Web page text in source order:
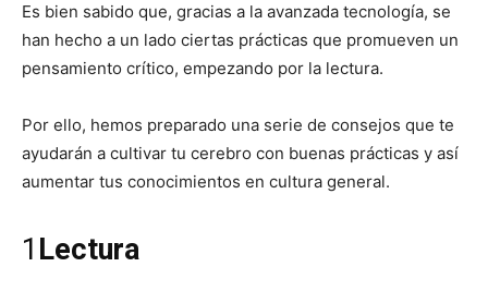
Es bien sabido que, gracias a la avanzada tecnología, se
han hecho a un lado ciertas prácticas que promueven un
pensamiento crítico, empezando por la lectura.
Por ello, hemos preparado una serie de consejos que te
ayudarán a cultivar tu cerebro con buenas prácticas y así
aumentar tus conocimientos en cultura general.
1 Lectura